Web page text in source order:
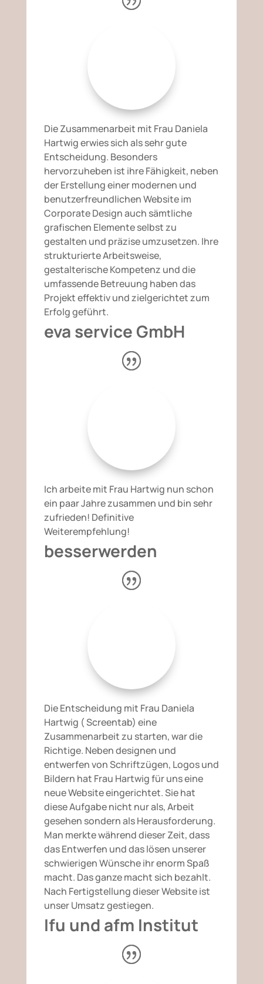
Die Zusammenarbeit mit Frau Daniela
Hartwig erwies sich als sehr gute
Entscheidung. Besonders
hervorzuheben ist ihre Fähigkeit, neben
der Erstellung einer modernen und
benutzerfreundlichen Website im
Corporate Design auch sämtliche
grafischen Elemente selbst zu
gestalten und präzise umzusetzen. Ihre
strukturierte Arbeitsweise,
gestalterische Kompetenz und die
umfassende Betreuung haben das
Projekt effektiv und zielgerichtet zum
Erfolg geführt.
eva service GmbH
Ich arbeite mit Frau Hartwig nun schon
ein paar Jahre zusammen und bin sehr
zufrieden! Definitive
Weiterempfehlung!
besserwerden
Die Entscheidung mit Frau Daniela
Hartwig ( Screentab) eine
Zusammenarbeit zu starten, war die
Richtige. Neben designen und
entwerfen von Schriftzügen, Logos und
Bildern hat Frau Hartwig für uns eine
neue Website eingerichtet. Sie hat
diese Aufgabe nicht nur als, Arbeit
gesehen sondern als Herausforderung.
Man merkte während dieser Zeit, dass
das Entwerfen und das lösen unserer
schwierigen Wünsche ihr enorm Spaß
macht. Das ganze macht sich bezahlt.
Nach Fertigstellung dieser Website ist
unser Umsatz gestiegen.
Ifu und afm Institut